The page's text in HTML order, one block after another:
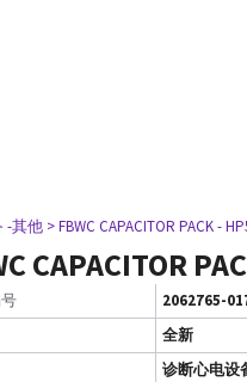
-其他 > FBWC CAPACITOR PACK -
CAPACITOR
2062765-
全新
诊断心电设